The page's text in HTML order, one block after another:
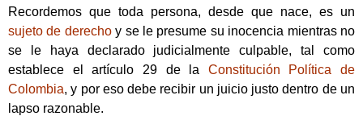
Recordemos que toda persona, desde que nace, es un
sujeto de derechoy se le presume su inocencia mientras no
se le haya declarado judicialmente culpable, tal como
establece el artículo 29 de la Constitución Política de
Colombia, y por eso debe recibir un juicio justo dentro de un
lapso razonable.